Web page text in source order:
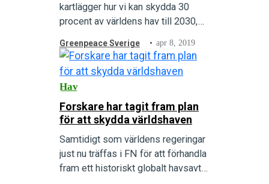
kartlägger hur vi kan skydda 30
procent av världens hav till 2030,
väsentligt för att skydda liven i
haven och…
Greenpeace Sverige apr 8, 2019
Hav
Forskare har tagit fram plan
för att skydda världshaven
Samtidigt som världens regeringar
just nu träffas i FN för att förhandla
fram ett historiskt globalt havsavtal